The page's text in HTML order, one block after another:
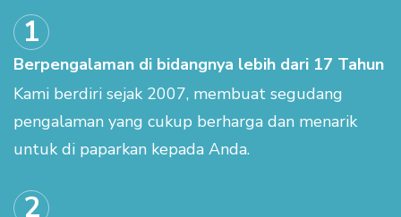
Berpengalaman di bidangnya lebih dari 17 Tahun
Kami berdiri sejak 2007, membuat segudang
pengalaman yang cukup berharga dan menarik
untuk di paparkan kepada Anda.